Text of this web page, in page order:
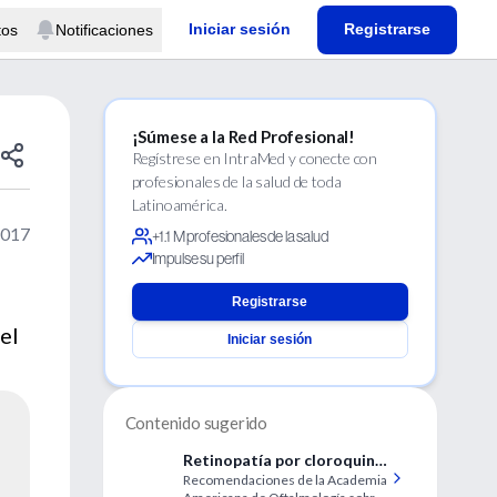
Notificaciones Iniciar sesión Registrarse
¡Súmese a la Red Profesional!
Regístrese en IntraMed y conecte con
profesionales de la salud de toda
Latinoamérica.
+1.1 M profesionales de la salud
Impulse su perfil
Registrarse
Iniciar sesión
Contenido sugerido
Retinopatía por cloroquina
e hidroxicloroquina
Recomendaciones de la Academia